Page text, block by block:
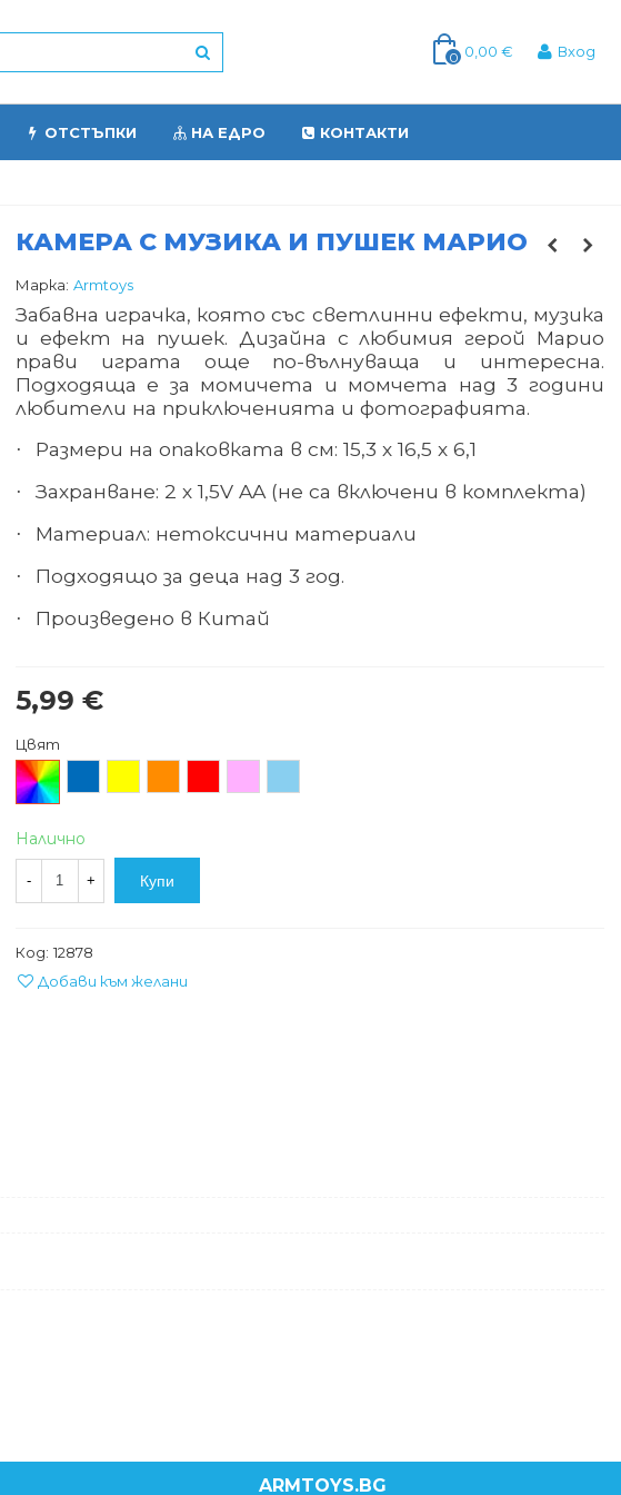
0 0,00 € Вход
ОТСТЪПКИ НА ЕДРО КОНТАКТИ
КАМЕРА С МУЗИКА И ПУШЕК МАРИО
Марка: Armtoys
Забавна играчка, която със светлинни ефекти, музика
и ефект на пушек. Дизайна с любимия герой Марио
прави играта още по-вълнуваща и интересна.
Подходяща е за момичета и момчета над 3 години
любители на приключенията и фотографията.
· Размери на опаковката в см: 15,3 х 16,5 х6,1
· Захранване: 2 х 1,5V AA (не са включени в комплекта)
· Материал: нетоксични материали
· Подходящо за деца над 3 год.
· Произведено в Китай
5,99 €
Цвят
Произволен/
микс
Налично
- + Купи
Код: 12878
Добави към желани
ARMTOYS.BG